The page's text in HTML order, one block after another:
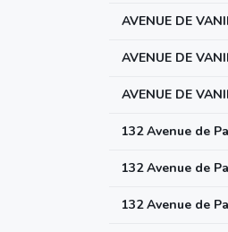
AVENUE DE
AVENUE DE
AVENUE DE
132 Avenue de
132 Avenue de
132 Avenue de